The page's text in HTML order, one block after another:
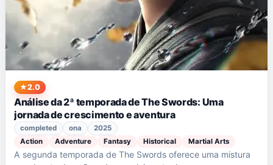
2.0
Análise da 2ª temporada de The Swords: Uma
jornada de crescimento e aventura
completed ona
2025
Action
Adventure Fantasy Historical Martial Arts
A segunda temporada de The Swords oferece uma mistura